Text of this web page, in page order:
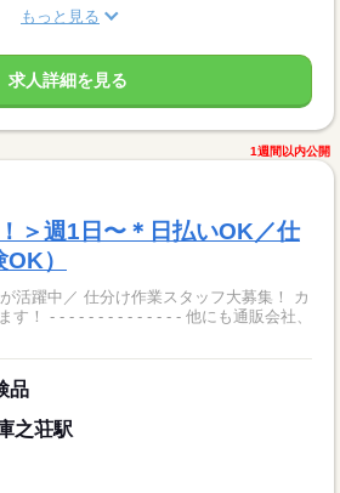
もっと見る
求人詳細を見る
1週間以内公開
＞週1日〜＊日払いOK／仕
）
タッフ大募集！ カ
通販会社、
品
之荘駅